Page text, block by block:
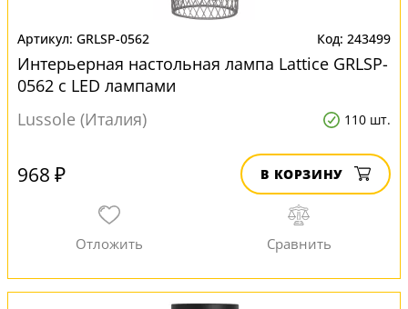
GRLSP-0562 243499
Интерьерная настольная лампа Lattice GRLSP-
0562 с LED лампами
Lussole (Италия)
110 шт.
968 ₽ В КОРЗИНУ